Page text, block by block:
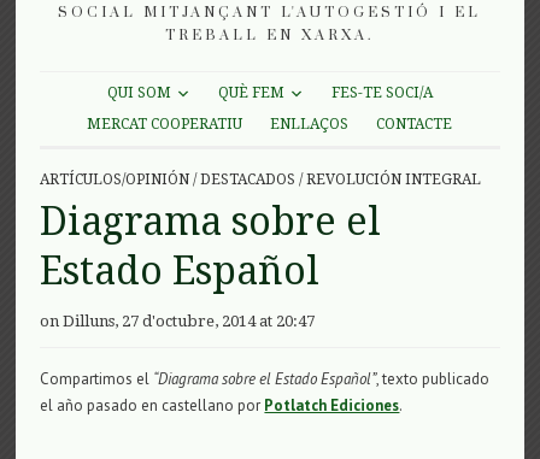
SOCIAL MITJANÇANT L'AUTOGESTIÓ I EL
TREBALL EN XARXA.
QUI SOM QUÈ FEM
FES-TE SOCI/A
MERCAT COOPERATIU
ENLLAÇOS CONTACTE
ARTÍCULOS/OPINIÓN /DESTACADOS /REVOLUCIÓN INTEGRAL
Diagrama sobre el
Estado Español
on Dilluns, 27 d'octubre, 2014 at 20:47
Compartimos el “Diagrama sobre el Estado Español”, texto publicado
el año pasado en castellano por Potlatch Ediciones.